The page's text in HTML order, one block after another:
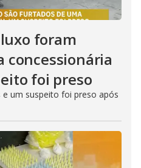
foram
concessionária
foi preso
um suspeito foi preso após